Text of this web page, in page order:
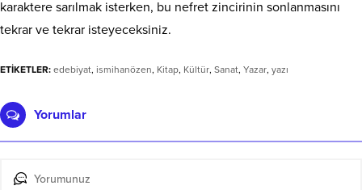
karaktere sarılmak isterken, bu nefret zincirinin sonlanmasını
tekrar ve tekrar isteyeceksiniz.
ETİKETLER: edebiyat, ismihanözen, Kitap, Kültür, Sanat, Yazar, yazı
Yorumlar